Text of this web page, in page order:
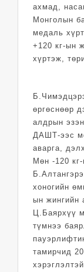
ахмад,
Монголын
медаль
+120 кг-ын
хүртэж,
өргөснөөр
алдрын
ДАШТ-ээс
аварга,
Мөн -120
хоногийн
ын жингийн
Ц.Баярхүү
түмнээ
тамирчид